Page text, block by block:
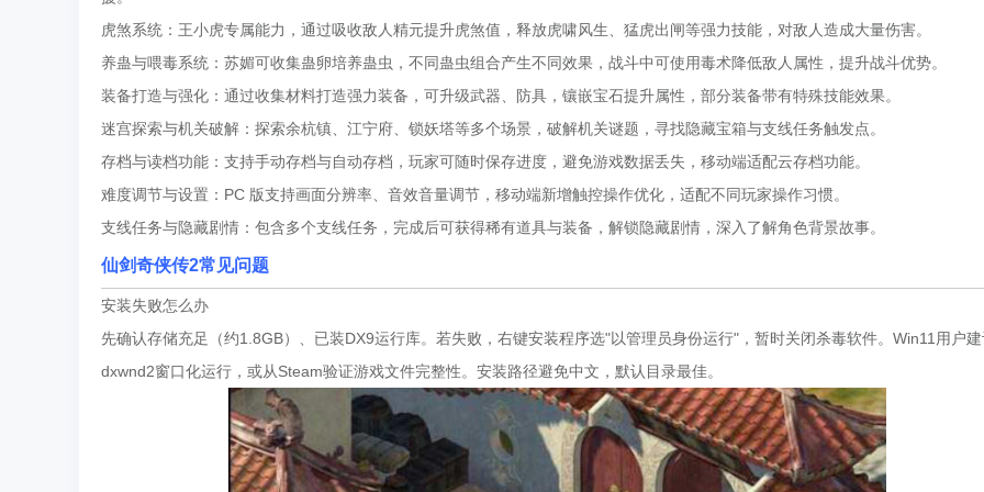
虎煞系统：王小虎专属能力，通过吸收敌人精元提升虎煞值，释放虎啸风生、猛虎出闸等强力技能，对敌人造成大量伤害。
养蛊与喂毒系统：苏媚可收集蛊卵培养蛊虫，不同蛊虫组合产生不同效果，战斗中可使用毒术降低敌人属性，提升战斗优势。
装备打造与强化：通过收集材料打造强力装备，可升级武器、防具，镶嵌宝石提升属性，部分装备带有特殊技能效果。
迷宫探索与机关破解：探索余杭镇、江宁府、锁妖塔等多个场景，破解机关谜题，寻找隐藏宝箱与支线任务触发点。
存档与读档功能：支持手动存档与自动存档，玩家可随时保存进度，避免游戏数据丢失，移动端适配云存档功能。
难度调节与设置：PC 版支持画面分辨率、音效音量调节，移动端新增触控操作优化，适配不同玩家操作习惯。
支线任务与隐藏剧情：包含多个支线任务，完成后可获得稀有道具与装备，解锁隐藏剧情，深入了解角色背景故事。
仙剑奇侠传2常见问题
安装失败怎么办
先确认存储充足（约1.8GB）、已装DX9运行库。若失败，右键安装程序选"以管理员身份运行"，暂时关闭杀毒软件。Win11用户
dxwnd2窗口化运行，或从Steam验证游戏文件完整性。安装路径避免中文，默认目录最佳。